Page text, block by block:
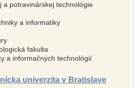
a potravinárskej technológie
a informatiky
fakulta
a informačných technológií
univerzita v Bratislave